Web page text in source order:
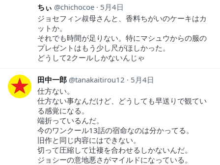
ちぃ chichocoe
5月4日
ジョセフィン叔母さんと、香料ちがいのケーキはカ
ットか。
それでも時間が足りない。特にマシュウからの服の
プレゼントはもう少し尺がほしかった。
どうして2クールしかないんじゃ
田中一郎 tanakaitirou12
5月4日
仕方ない。
仕方ない事なんだけど、どうしても早送りで観てい
る感覚になる。
端折っているんだ。
今のワンクール13話の宿命なのは分かってる。
旧作と同じ内容にはできない。
切って圧縮して辻褄を合わせるしかないんだ。
ジョシーの意地悪さがマイルドになっている。